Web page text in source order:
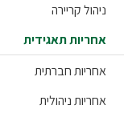
קריירה
תאגידית
חברתית
ניהולית